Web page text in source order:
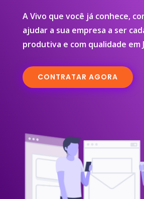
A Vivo que você já conhece,
ajudar a sua empresa a ser
produtiva e com qualidade em
CONTRATAR AGORA